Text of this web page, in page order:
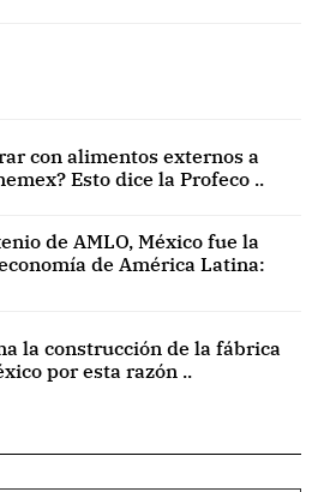
con alimentos externos a
Esto dice la Profeco ..
de AMLO, México fue la
de América Latina:
la construcción de la fábrica
por esta razón ..